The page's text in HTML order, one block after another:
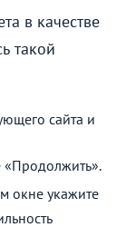
в качестве
такой
сайта и
окне укажите